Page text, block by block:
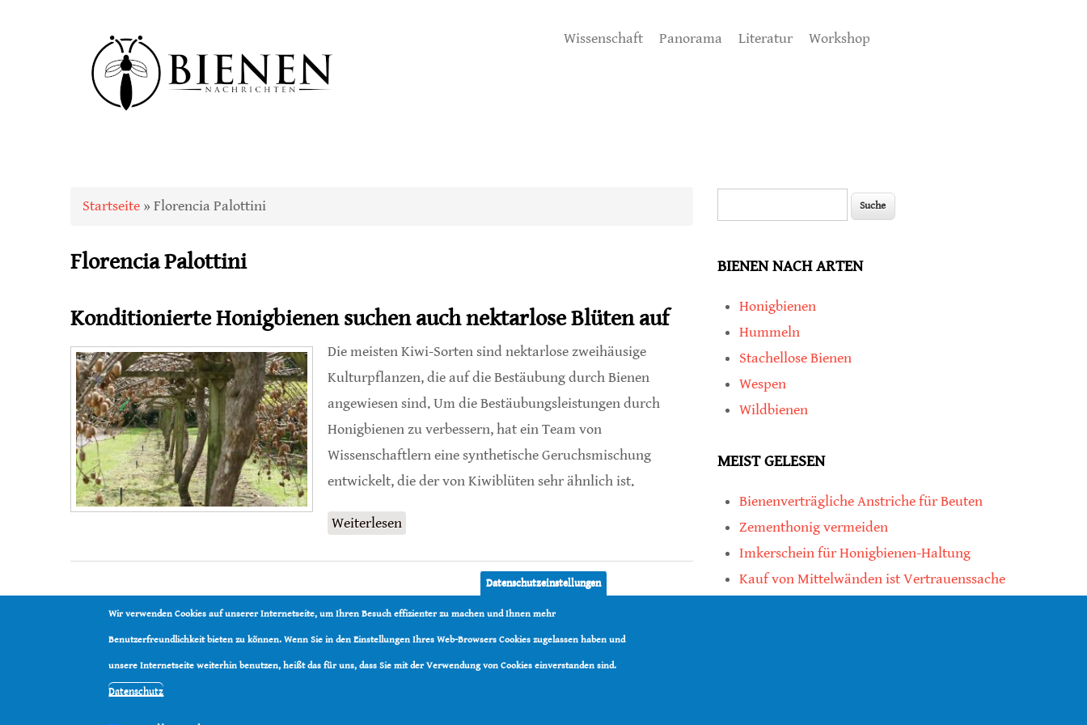
Wissenschaft Panorama Literatur Workshop
Sie sind hier
Startseite » Florencia Palottini
Florencia Palottini
Konditionierte Honigbienen suchen auch nektarlose Blüten auf
Die meisten Kiwi-Sorten sind nektarlose zweihäusige
Kulturpflanzen, die auf die Bestäubung durch Bienen
angewiesen sind. Um die Bestäubungsleistungen durch
Honigbienen zu verbessern, hat ein Team von
Wissenschaftlern eine synthetische Geruchsmischung
entwickelt, die der von Kiwiblüten sehr ähnlich ist.
Weiterlesen
BIENEN NACH ARTEN
Honigbienen
Hummeln
Stachellose Bienen
Wespen
Wildbienen
MEIST GELESEN
Bienenverträgliche Anstriche für Beuten
Zementhonig vermeiden
Imkerschein für Honigbienen-Haltung
Kauf von Mittelwänden ist Vertrauenssache
Datenschutzeinstellungen
Wir verwenden Cookies auf unserer Internetseite, um Ihren Besuch effizienter zu machen und Ihnen mehr
Benutzerfreundlichkeit bieten zu können. Wenn Sie in den Einstellungen Ihres Web-Browsers Cookies zugelassen haben und
unsere Internetseite weiterhin benutzen, heißt das für uns, dass Sie mit der Verwendung von Cookies einverstanden sind.
Datenschutz